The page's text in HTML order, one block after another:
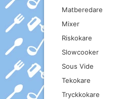
Matberedare
Mixer
Riskokare
Slowcooker
Sous Vide
Tekokare
Tryckkokare